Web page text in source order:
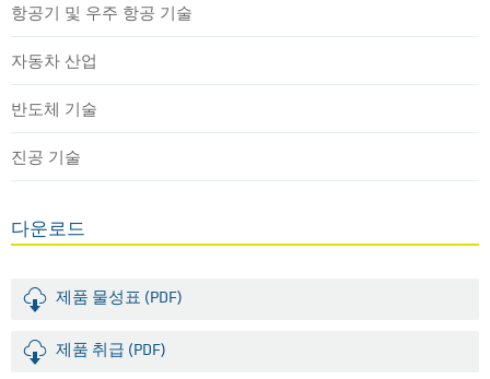
항공기 및 우주 항공 기술
자동차 산업
반도체 기술
진공 기술
다운로드
제품 물성표 (PDF)
제품 취급 (PDF)